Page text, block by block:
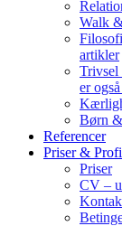
Walk
artikler
Trivsel
er
Børn
Referencer
Priser &
Priser
CV –